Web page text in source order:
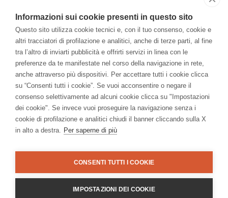
–
Accessibilitià
Con il contributo di:
Bando “Musei di Impresa 2025”
Informazioni sui cookie presenti in questo sito
Questo sito utilizza cookie tecnici e, con il tuo consenso, cookie e
altri tracciatori di profilazione e analitici, anche di terze parti, al fine
tra l’altro di inviarti pubblicità e offrirti servizi in linea con le
preferenze da te manifestate nel corso della navigazione in rete,
anche attraverso più dispositivi. Per accettare tutti i cookie clicca
su “Consenti tutti i cookie”. Se vuoi acconsentire o negare il
consenso selettivamente ad alcuni cookie clicca su "Impostazioni
dei cookie". Se invece vuoi proseguire la navigazione senza i
cookie di profilazione e analitici chiudi il banner cliccando sulla X
in alto a destra. Per saperne di più
CONSENTI TUTTI I COOKIE
IMPOSTAZIONI DEI COOKIE